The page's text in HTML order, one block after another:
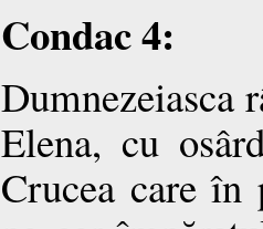
Condac 4:
Dumnezeiasca
Elena, cu
Crucea care în